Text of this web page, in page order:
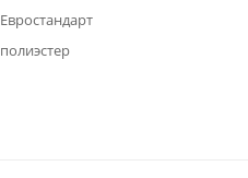
Евростандарт
полиэстер